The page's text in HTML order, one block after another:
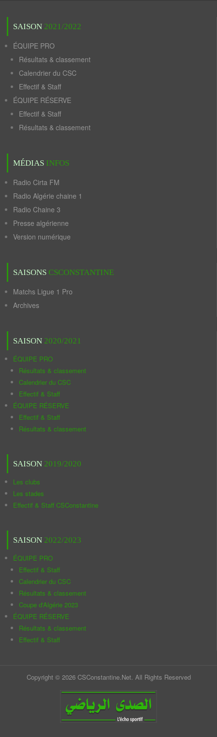
SAISON 2021/2022
ÉQUIPE PRO
Résultats & classement
Calendrier du CSC
Effectif & Staff
ÉQUIPE RÉSERVE
Effectif & Staff
Résultats & classement
MÉDIAS INFOS
Radio Cirta FM
Radio Algérie chaine 1
Radio Chaine 3
Presse algérienne
Version numérique
SAISONS CSCONSTANTINE
Matchs Ligue 1 Pro
Archives
SAISON 2020/2021
ÉQUIPE PRO
Résultats & classement
Calendrier du CSC
Effectif & Staff
ÉQUIPE RÉSERVE
Effectif & Staff
Résultats & classement
SAISON 2019/2020
Les clubs
Les stades
Effectif & Staff CSConstantine
SAISON 2022/2023
ÉQUIPE PRO
Effectif & Staff
Calendrier du CSC
Résultats & classement
Coupe d'Algérie 2023
ÉQUIPE RÉSERVE
Résultats & classement
Effectif & Staff
Copyright © 2026 CSConstantine.Net. All Rights Reserved